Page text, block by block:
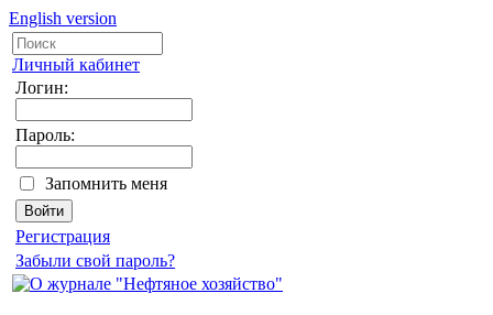
English version
Личный кабинет
Логин:
Пароль:
Запомнить меня
Регистрация
Забыли свой пароль?